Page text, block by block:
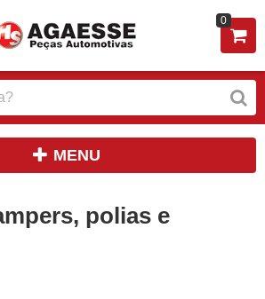
0
MENU
polias e